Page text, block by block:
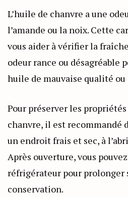
L’huile de chanvre a une
l’amande ou la noix. Cette
vous aider à vérifier la
odeur rance ou désagréable
huile de mauvaise qualité ou
Pour préserver les
chanvre, il est recommandé
un endroit frais et sec, à
Après ouverture, vous
réfrigérateur pour prolonger
conservation.